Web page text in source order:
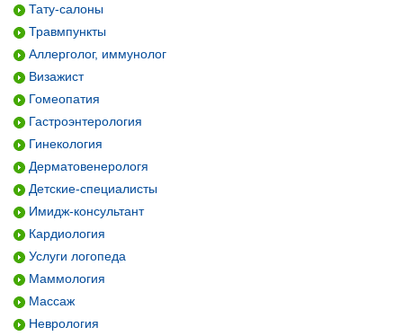
Тату-салоны
Травмпункты
Аллерголог, иммунолог
Визажист
Гомеопатия
Гастроэнтерология
Гинекология
Дерматовенерологя
Детские-специалисты
Имидж-консультант
Кардиология
Услуги логопеда
Маммология
Массаж
Неврология